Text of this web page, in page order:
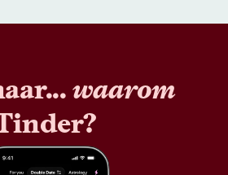
waarom